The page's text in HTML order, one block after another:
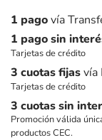
1 pagovía
1 pago sin
Tarjetas de crédito
3 cuotas fijasvía
Tarjetas de crédito
3 cuotas sin
Promoción válida
productos CEC.